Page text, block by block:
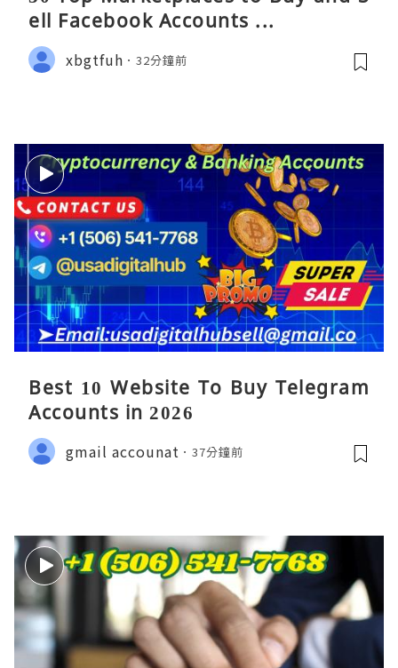
ell Facebook Accounts ...
xbgtfuh 32分鐘前
Best 10 Website To Buy Telegram
Accounts in 2026
gmail accounat 37分鐘前